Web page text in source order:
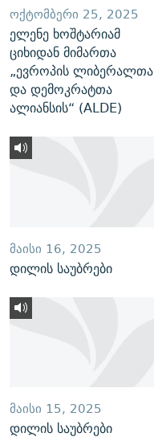
ᲝᲥᲢᲝᲛᲑᲔᲠᲘ 25, 2025
ელენე ხოშტარიამ
ციხიდან მიმართა
„ევროპის ლიბერალთა
და დემოკრატთა
ალიანსის“ (ALDE)
ᲛᲐᲘᲡᲘ 16, 2025
დილის საუბრები
ᲛᲐᲘᲡᲘ 15, 2025
დილის საუბრები